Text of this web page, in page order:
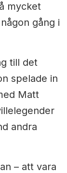
mycket
gång i
till det
spelade in
Matt
andra
– att vara